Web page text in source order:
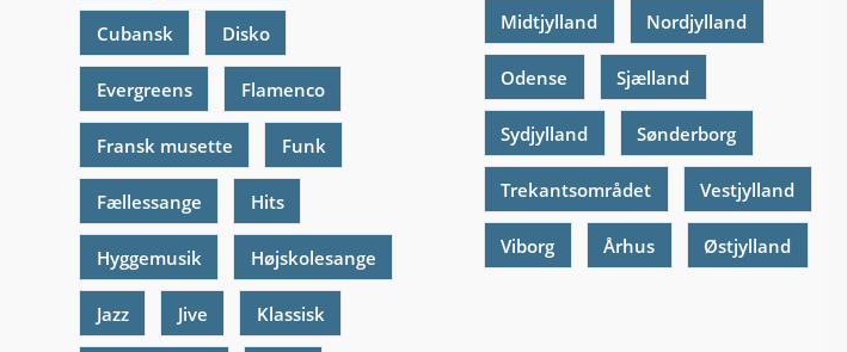
Cubansk Disko
Evergreens Flamenco
Fransk musette Funk
Fællessange Hits
Hyggemusik Højskolesange
Jazz Jive Klassisk
Midtjylland Nordjylland
Odense Sjælland
Sydjylland Sønderborg
Trekantsområdet Vestjylland
Viborg Århus Østjylland